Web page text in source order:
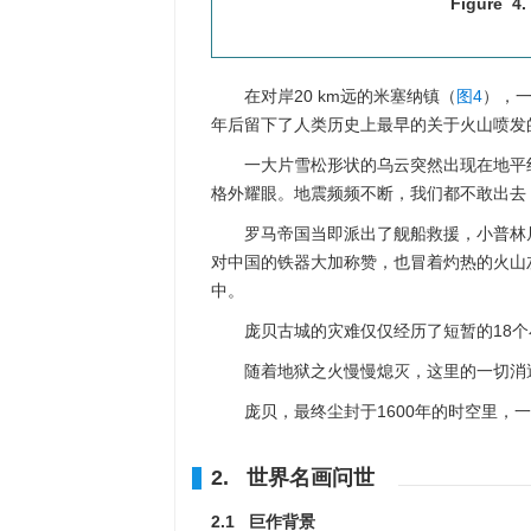
在对岸20 km远的米塞纳镇（图4），
年后留下了人类历史上最早的关于火山喷发
一大片雪松形状的乌云突然出现在地
格外耀眼。地震频频不断，我们都不敢出
罗马帝国当即派出了舰船救援，小普
对中国的铁器大加称赞，也冒着灼热的火
中。
庞贝古城的灾难仅仅经历了短暂的18
随着地狱之火慢慢熄灭，这里的一切
庞贝，最终尘封于1600年的时空里，
2. 世界名画问世
2.1 巨作背景